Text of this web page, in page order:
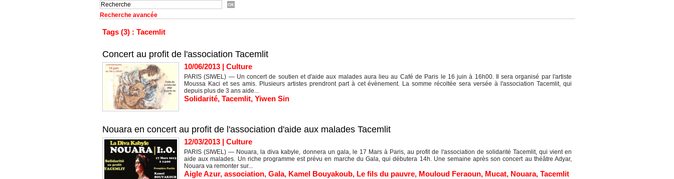
Recherche avancée
Tags (3) : Tacemlit
Concert au profit de l'association Tacemlit
10/06/2013 | Culture
PARIS (SIWEL) — Un concert de soutien et d'aide aux malades aura lieu au Café de Paris le 16 juin à 16h00. Il sera organisé par l'artiste
Moussa Kaci et ses amis. Plusieurs artistes prendront part à cet évènement. La somme récoltée sera versée à l'association Tacemlit, qui
depuis plus de 3 ans aide...
Solidarité, Tacemlit, Yiwen Sin
Nouara en concert au profit de l'association d'aide aux malades Tacemlit
12/03/2013 | Culture
PARIS (SIWEL) — Nouara, la diva kabyle, donnera un gala, le 17 Mars à Paris, au profit de l'association de solidarité Tacemlit, qui vient en
aide aux malades. Un riche programme est prévu en marche du Gala, qui débutera 14h. Une semaine après son concert au théâtre Adyar,
Nouara va remonter sur...
Aigle Azur, association, Gala, Kamel Bouyakoub, Le fils du pauvre, Mouloud Feraoun, Mucat, Nouara, Tacemlit